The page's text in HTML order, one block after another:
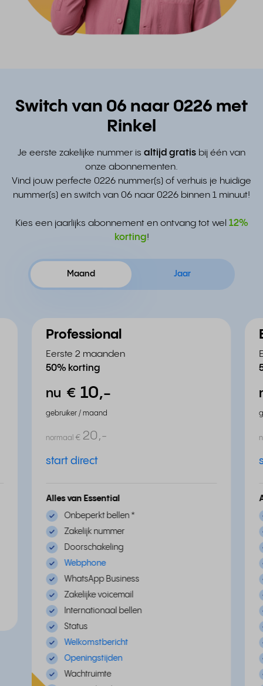
Switch van 06 naar 0226 met
Rinkel
Je eerste zakelijke nummer is altijd gratis bij één van
onze abonnementen.
Vind jouw perfecte 0226 nummer(s) of verhuis je huidige
nummer(s) en switch van 06 naar 0226 binnen 1 minuut!
Kies een jaarlijks abonnement en ontvang tot wel 12%
korting!
Maand Jaar
Professional
Eerste 2 maanden
50% korting
nu € 10,-
gebruiker / maand
normaal € 20,-
start direct
Alles van Essential
Onbeperkt bellen *
Zakelijk nummer
Doorschakeling
Webphone
WhatsApp Business
Zakelijke voicemail
Internationaal bellen
Status
Welkomstbericht
Openingstijden
Wachtruimte